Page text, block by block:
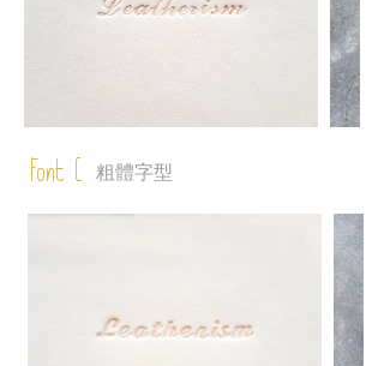
Font C 粗體字型